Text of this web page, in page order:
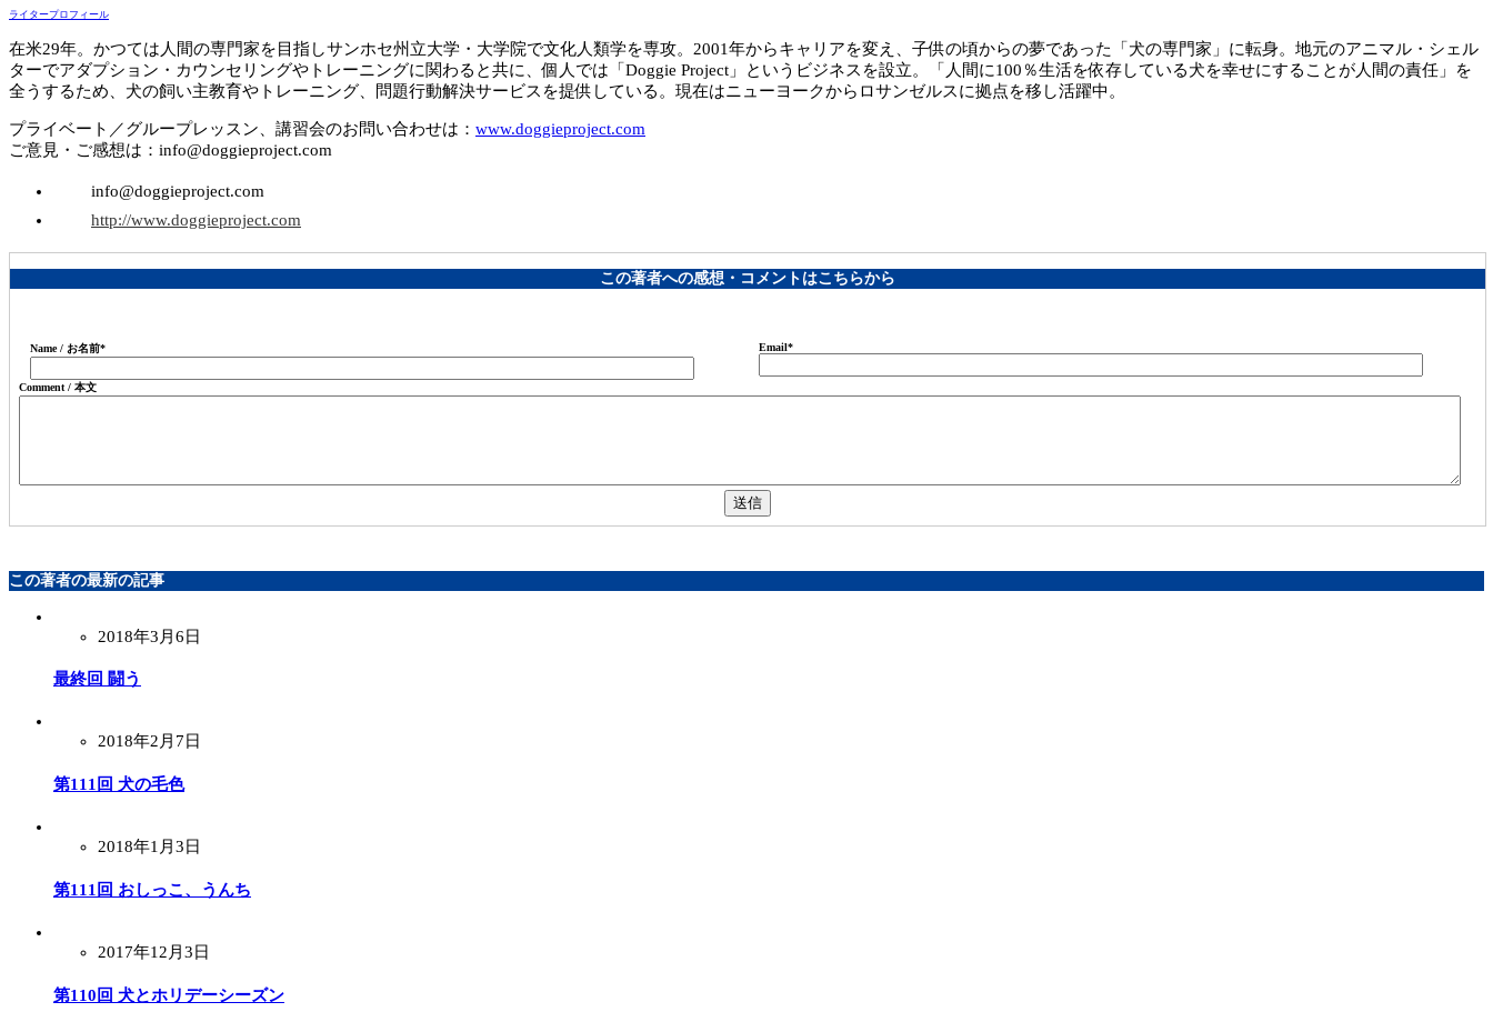
ライタープロフィール
在米29年。かつては人間の専門家を目指しサンホセ州立大学・大学院で文化人類学を専攻。2001年からキャリアを変え、子供の頃からの夢であった「犬の専門家」に転身。地元のアニマル・シェル
ターでアダプション・カウンセリングやトレーニングに関わると共に、個人では「Doggie Project」というビジネスを設立。「人間に100％生活を依存している犬を幸せにすることが人間の責任」を
全うするため、犬の飼い主教育やトレーニング、問題行動解決サービスを提供している。現在はニューヨークからロサンゼルスに拠点を移し活躍中。
プライベート／グループレッスン、講習会のお問い合わせは： www.doggieproject.com
ご意見・ご感想は：info@doggieproject.com
info@doggieproject.com
http://www.doggieproject.com
この著者への感想・コメントはこちらから
Name / お名前* Email*
Comment / 本文
この著者の最新の記事
2018年3月6日
最終回 闘う
2018年2月7日
第111回 犬の毛色
2018年1月3日
第111回 おしっこ、うんち
2017年12月3日
第110回 犬とホリデーシーズン